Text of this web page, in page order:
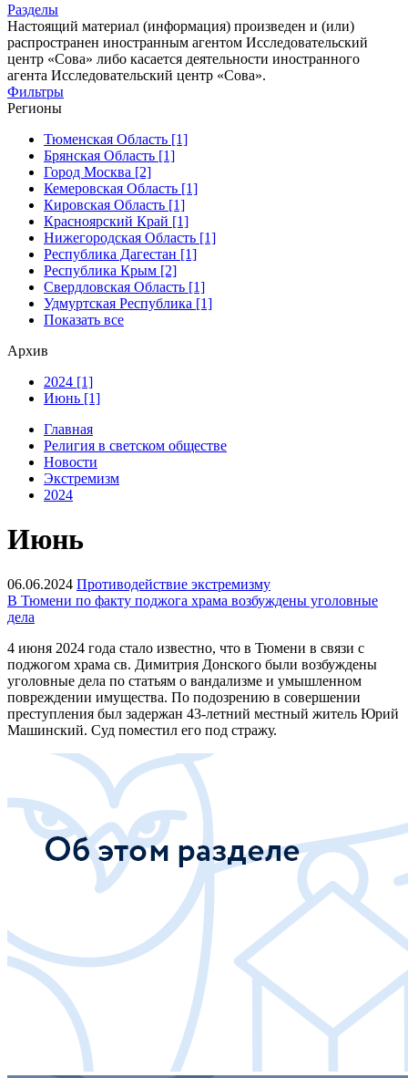
Разделы
Настоящий материал (информация) произведен и (или)
распространен иностранным агентом Исследовательский
центр «Сова» либо касается деятельности иностранного
агента Исследовательский центр «Сова».
Фильтры
Регионы
Тюменская Область [1]
Брянская Область [1]
Город Москва [2]
Кемеровская Область [1]
Кировская Область [1]
Красноярский Край [1]
Нижегородская Область [1]
Республика Дагестан [1]
Республика Крым [2]
Свердловская Область [1]
Удмуртская Республика [1]
Показать все
Архив
2024 [1]
Июнь [1]
Главная
Религия в светском обществе
Новости
Экстремизм
2024
Июнь
06.06.2024 Противодействие экстремизму
В Тюмени по факту поджога храма возбуждены уголовные
дела
4 июня 2024 года стало известно, что в Тюмени в связи с
поджогом храма св. Димитрия Донского были возбуждены
уголовные дела по статьям о вандализме и умышленном
повреждении имущества. По подозрению в совершении
преступления был задержан 43-летний местный житель Юрий
Машинский. Суд поместил его под стражу.